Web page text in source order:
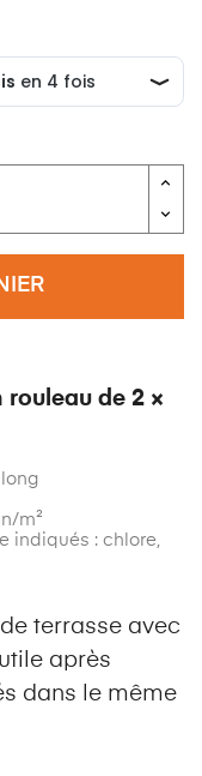
rouleau de 2 ×
m²
indiqués : chlore,
terrasse avec
après
dans le même